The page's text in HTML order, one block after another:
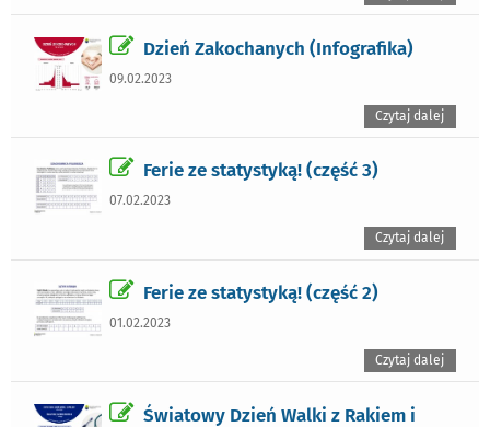
Dzień Zakochanych (Infografika)
09.02.2023
Czytaj dalej
Ferie ze statystyką! (część 3)
07.02.2023
Czytaj dalej
Ferie ze statystyką! (część 2)
01.02.2023
Czytaj dalej
Światowy Dzień Walki z Rakiem i